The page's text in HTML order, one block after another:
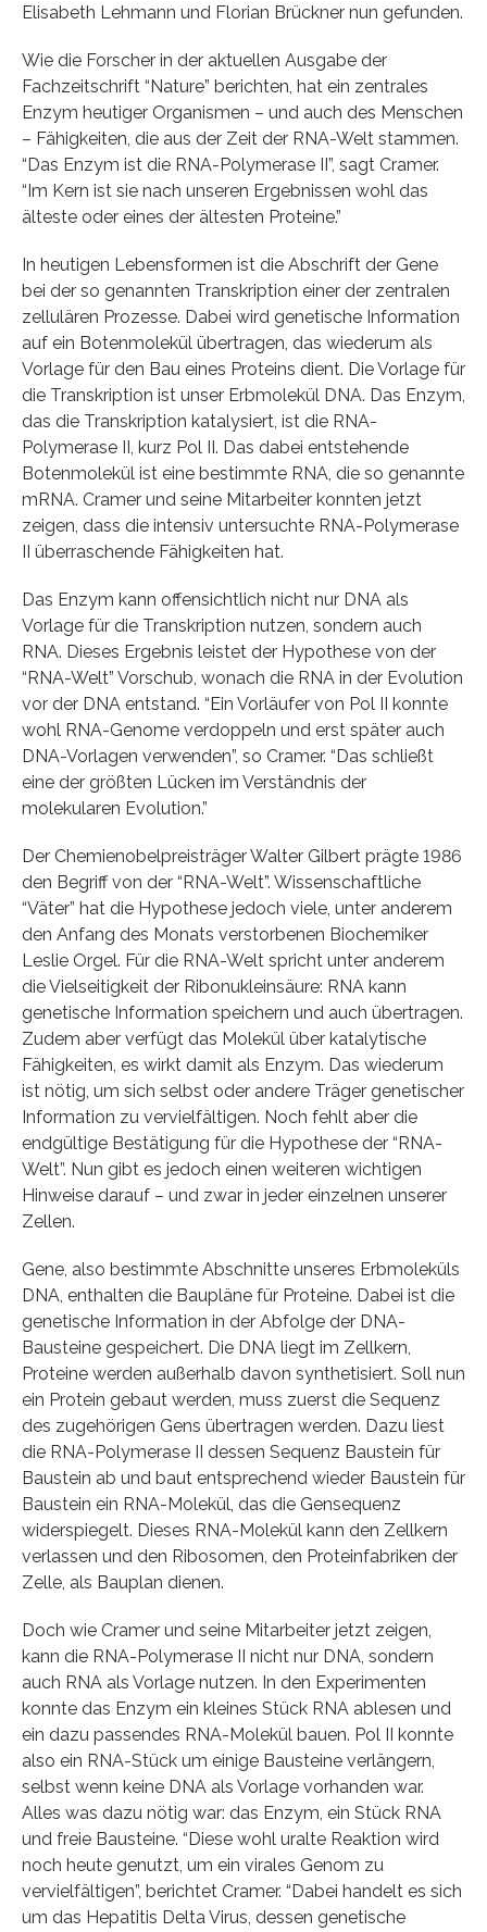
Elisabeth Lehmann und Florian Brückner nun gefunden.
Wie die Forscher in der aktuellen Ausgabe der
Fachzeitschrift “Nature” berichten, hat ein zentrales
Enzym heutiger Organismen – und auch des Menschen
– Fähigkeiten, die aus der Zeit der RNA-Welt stammen.
“Das Enzym ist die RNA-Polymerase II”, sagt Cramer.
“Im Kern ist sie nach unseren Ergebnissen wohl das
älteste oder eines der ältesten Proteine.”
In heutigen Lebensformen ist die Abschrift der Gene
bei der so genannten Transkription einer der zentralen
zellulären Prozesse. Dabei wird genetische Information
auf ein Botenmolekül übertragen, das wiederum als
Vorlage für den Bau eines Proteins dient. Die Vorlage für
die Transkription ist unser Erbmolekül DNA. Das Enzym,
das die Transkription katalysiert, ist die RNA-
Polymerase II, kurz Pol II. Das dabei entstehende
Botenmolekül ist eine bestimmte RNA, die so genannte
mRNA. Cramer und seine Mitarbeiter konnten jetzt
zeigen, dass die intensiv untersuchte RNA-Polymerase
II überraschende Fähigkeiten hat.
Das Enzym kann offensichtlich nicht nur DNA als
Vorlage für die Transkription nutzen, sondern auch
RNA. Dieses Ergebnis leistet der Hypothese von der
“RNA-Welt” Vorschub, wonach die RNA in der Evolution
vor der DNA entstand. “Ein Vorläufer von Pol II konnte
wohl RNA-Genome verdoppeln und erst später auch
DNA-Vorlagen verwenden”, so Cramer. “Das schließt
eine der größten Lücken im Verständnis der
molekularen Evolution.”
Der Chemienobelpreisträger Walter Gilbert prägte 1986
den Begriff von der “RNA-Welt”. Wissenschaftliche
“Väter” hat die Hypothese jedoch viele, unter anderem
den Anfang des Monats verstorbenen Biochemiker
Leslie Orgel. Für die RNA-Welt spricht unter anderem
die Vielseitigkeit der Ribonukleinsäure: RNA kann
genetische Information speichern und auch übertragen.
Zudem aber verfügt das Molekül über katalytische
Fähigkeiten, es wirkt damit als Enzym. Das wiederum
ist nötig, um sich selbst oder andere Träger genetischer
Information zu vervielfältigen. Noch fehlt aber die
endgültige Bestätigung für die Hypothese der “RNA-
Welt”. Nun gibt es jedoch einen weiteren wichtigen
Hinweise darauf – und zwar in jeder einzelnen unserer
Zellen.
Gene, also bestimmte Abschnitte unseres Erbmoleküls
DNA, enthalten die Baupläne für Proteine. Dabei ist die
genetische Information in der Abfolge der DNA-
Bausteine gespeichert. Die DNA liegt im Zellkern,
Proteine werden außerhalb davon synthetisiert. Soll nun
ein Protein gebaut werden, muss zuerst die Sequenz
des zugehörigen Gens übertragen werden. Dazu liest
die RNA-Polymerase II dessen Sequenz Baustein für
Baustein ab und baut entsprechend wieder Baustein für
Baustein ein RNA-Molekül, das die Gensequenz
widerspiegelt. Dieses RNA-Molekül kann den Zellkern
verlassen und den Ribosomen, den Proteinfabriken der
Zelle, als Bauplan dienen.
Doch wie Cramer und seine Mitarbeiter jetzt zeigen,
kann die RNA-Polymerase II nicht nur DNA, sondern
auch RNA als Vorlage nutzen. In den Experimenten
konnte das Enzym ein kleines Stück RNA ablesen und
ein dazu passendes RNA-Molekül bauen. Pol II konnte
also ein RNA-Stück um einige Bausteine verlängern,
selbst wenn keine DNA als Vorlage vorhanden war.
Alles was dazu nötig war: das Enzym, ein Stück RNA
und freie Bausteine. “Diese wohl uralte Reaktion wird
noch heute genutzt, um ein virales Genom zu
vervielfältigen”, berichtet Cramer. “Dabei handelt es sich
um das Hepatitis Delta Virus, dessen genetische